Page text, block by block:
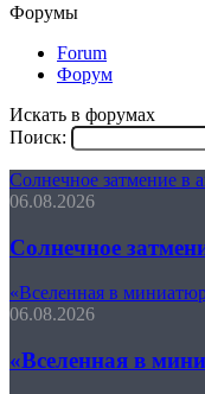
Форумы
Forum
Форум
Искать в форумах
Поиск:
Солнечное затмение в
06.08.2026
Солнечное
«Вселенная в
06.08.2026
«Вселенная в